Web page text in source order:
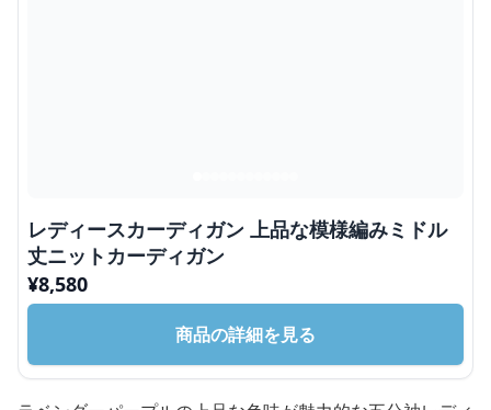
レディースカーディガン 上品な模様編みミドル
丈ニットカーディガン
¥8,580
商品の詳細を見る